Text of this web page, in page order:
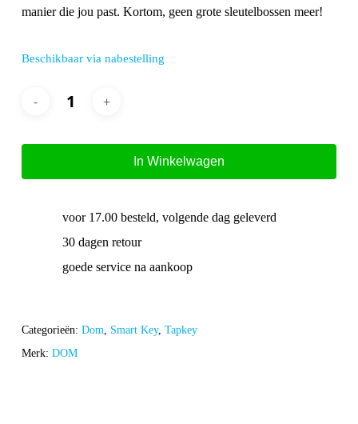
manier die jou past. Kortom, geen grote sleutelbossen meer!
Beschikbaar via nabestelling
In Winkelwagen
voor 17.00 besteld, volgende dag geleverd
30 dagen retour
goede service na aankoop
Categorieën: Dom Smart Key, Tapkey
Merk: DOM